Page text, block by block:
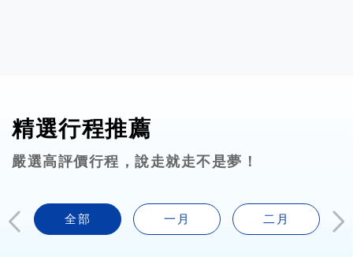
精選行程推薦
嚴選高評價行程，說走就走不是夢！
全部 一月 二月